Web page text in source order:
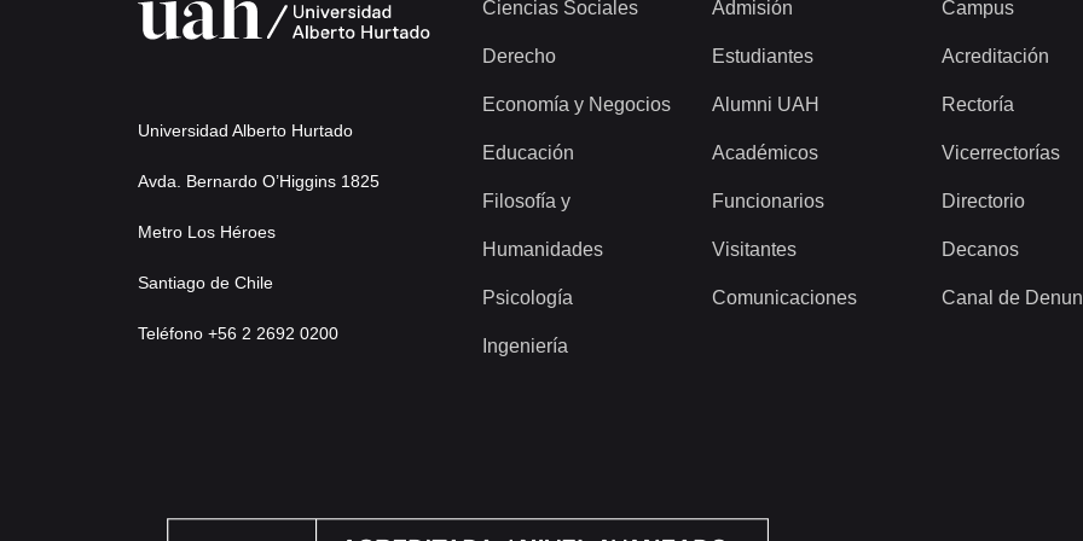
Universidad Alberto Hurtado
Avda. Bernardo O’Higgins 1825
Metro Los Héroes
Santiago de Chile
Teléfono +56 2 2692 0200
Ciencias Sociales
Derecho
Economía y Negocios
Educación
Filosofía y
Humanidades
Psicología
Ingeniería
Admisión
Estudiantes
Alumni UAH
Académicos
Funcionarios
Visitantes
Comunicaciones
Campus
Acreditación
Rectoría
Vicerrectorías
Directorio
Decanos
Canal de